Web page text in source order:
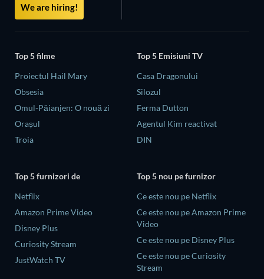
We are hiring!
Top 5 filme
Proiectul Hail Mary
Obsesia
Omul-Păianjen: O nouă zi
Orașul
Troia
Top 5 Emisiuni TV
Casa Dragonului
Silozul
Ferma Dutton
Agentul Kim reactivat
DIN
Top 5 furnizori de
Netflix
Amazon Prime Video
Disney Plus
Curiosity Stream
JustWatch TV
Top 5 nou pe furnizor
Ce este nou pe Netflix
Ce este nou pe Amazon Prime
Video
Ce este nou pe Disney Plus
Ce este nou pe Curiosity
Stream